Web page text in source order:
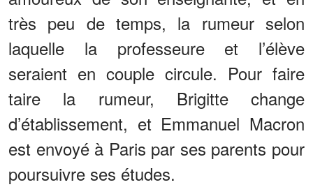
très peu de temps, la rumeur selon
laquelle la professeure et l’élève
seraient en couple circule. Pour faire
taire la rumeur, Brigitte change
d’établissement, et Emmanuel Macron
est envoyé à Paris par ses parents pour
poursuivre ses études.